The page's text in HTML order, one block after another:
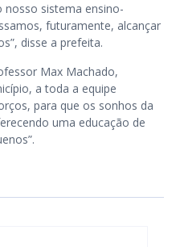
nosso sistema ensino-
futuramente, alcançar
disse a prefeita.
Max Machado,
a toda a equipe
para que os sonhos da
uma educação de